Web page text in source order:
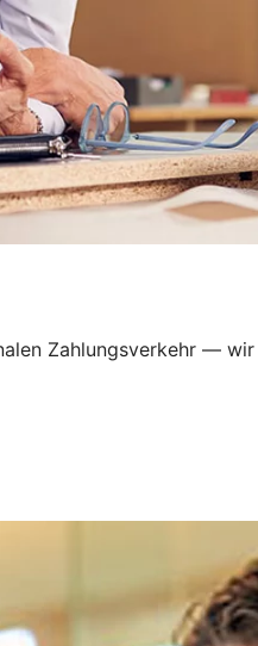
Zahlungsverkehr —